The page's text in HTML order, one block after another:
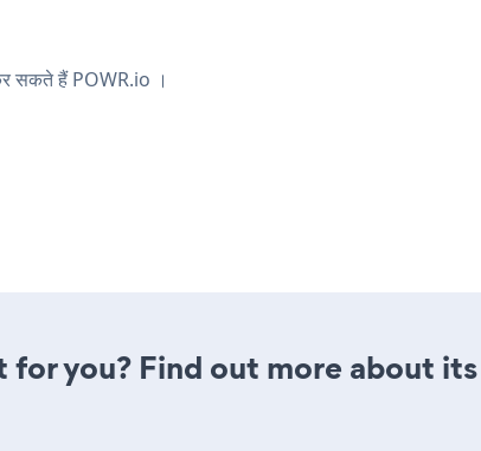
सकते हैंPOWR.io ।
you? Find out more about its